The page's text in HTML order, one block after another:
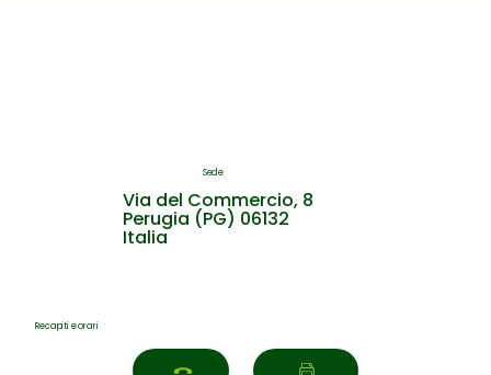
Avviso agli utenti di Costacciaro
Sede
Via del Commercio, 8
Perugia (PG) 06132
Italia
Recapiti e orari